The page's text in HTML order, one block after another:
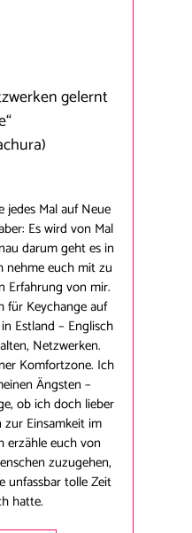
gelernt
jedes Mal auf Neue
Es wird von Mal
darum geht es in
nehme euch mit zu
Erfahrung von mir.
für Keychange auf
Estland – Englisch
Netzwerken.
Komfortzone. Ich
Ängsten –
ob ich doch lieber
zur Einsamkeit im
erzähle euch von
zuzugehen,
unfassbar tolle Zeit
hatte.